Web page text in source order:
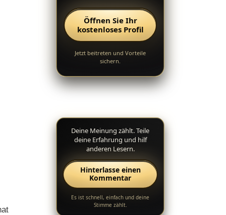
Öffnen Sie Ihr
kostenloses Profil
Jetzt beitreten und Vorteile
sichern.
Deine Meinung zählt. Teile
deine Erfahrung und hilf
anderen Lesern.
Hinterlasse einen
Kommentar
Es ist schnell, einfach und deine
Stimme zählt.